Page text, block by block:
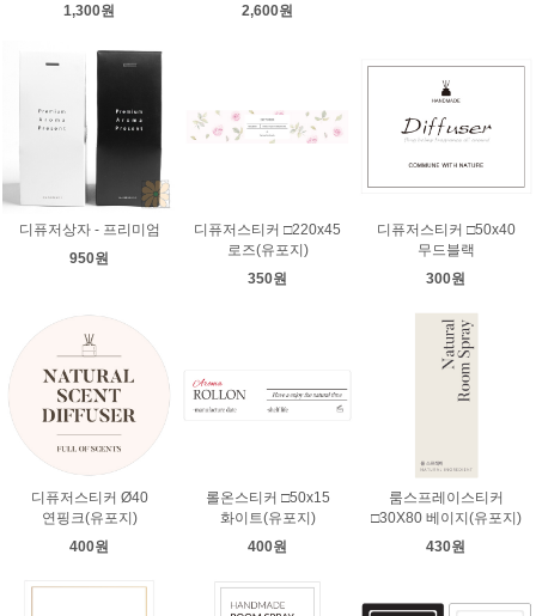
1,300원
2,600원
디퓨저상자 - 프리미엄
950원
디퓨저스티커 □220x45
로즈(유포지)
350원
디퓨저스티커 □50x40
무드블랙
300원
디퓨저스티커 Ø40
연핑크(유포지)
400원
롤온스티커 □50x15
화이트(유포지)
400원
룸스프레이스티커
□30X80 베이지(유포지)
430원